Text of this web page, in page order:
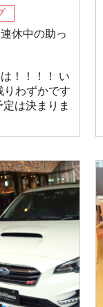
休中の助っ
！！！！ い
りわずかです
は決まりま